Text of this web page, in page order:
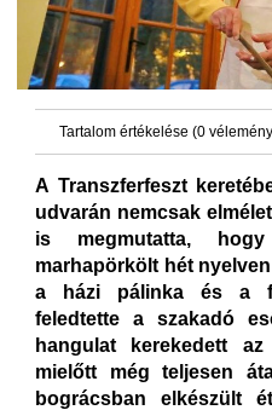
Tartalom értékelése (0
A Transzferfeszt
udvarán nemcsak
is megmutatta,
marhapörkölt hét
a házi pálinka és a
feledtette a szakadó
hangulat kerekedett
mielőtt még teljesen
bográcsban elkészült